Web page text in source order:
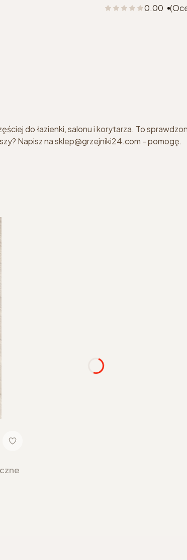
0.00
do łazienki, salonu i korytarza. To
Napisz na sklep@grzejniki24.com - pomogę.